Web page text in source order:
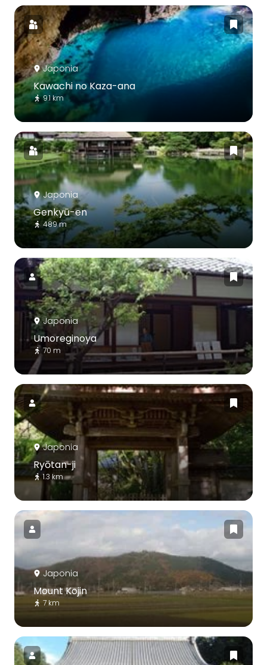
Japonia
Kawachi no Kaza-ana
9.1 km
Japonia
Genkyū-en
489 m
Japonia
Umoreginoya
70 m
Japonia
Ryōtan-ji
1.3 km
Japonia
Mount Kojin
7 km